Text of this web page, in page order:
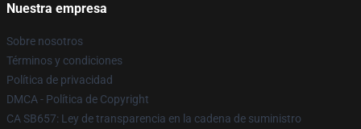
Nuestra empresa
Sobre nosotros
Términos y condiciones
Política de privacidad
DMCA - Política de Copyright
CA SB657: Ley de transparencia en la cadena de suministro